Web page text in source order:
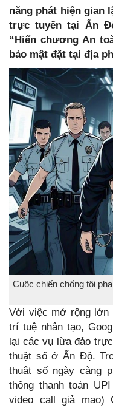
năng phát hiện gian
trực tuyến tại Ấn
“Hiến chương An
bảo mật đặt tại địa
Cuộc chiến chống tội
Với việc mở rộng lớn
trí tuệ nhân tạo,
lại các vụ lừa đảo
thuật số ở Ấn Độ.
thuật số ngày càng
thống thanh toán
video call giả mạo)